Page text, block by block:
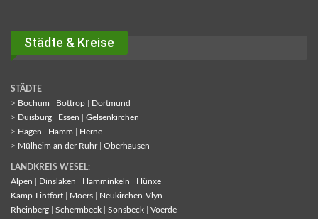
Städte & Kreise
STÄDTE
> Bochum Bottrop
Dortmund
> Duisburg Essen
Gelsenkirchen
> Hagen Hamm
Herne
> Mülheim an der Ruhr| Oberhausen
LANDKREIS WESEL:
Alpen
Dinslaken Hamminkeln
Hünxe
Kamp-Lintfort
Moers
Neukirchen-Vlyn
Rheinberg
Schermbeck Sonsbeck
Voerde